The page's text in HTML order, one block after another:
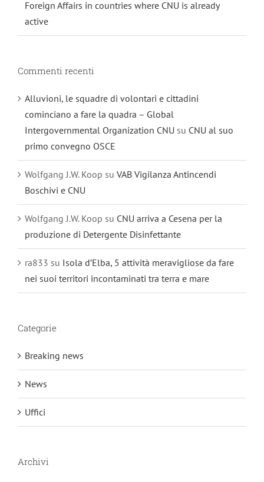
Foreign Affairs in countries where CNU is already
active
Commenti recenti
Alluvioni, le squadre di volontari e cittadini
cominciano a fare la quadra – Global
Intergovernmental Organization CNU su CNU al suo
primo convegno OSCE
Wolfgang J.W. Koop su VAB Vigilanza Antincendi
Boschivi e CNU
Wolfgang J.W. Koop su CNU arriva a Cesena per la
produzione di Detergente Disinfettante
ra833 su Isola d’Elba, 5 attività meravigliose da fare
nei suoi territori incontaminati tra terra e mare
Categorie
Breaking news
News
Uffici
Archivi